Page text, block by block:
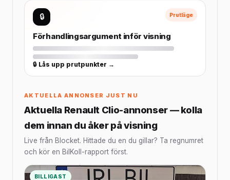
🔒 Prutläge
Förhandlingsargument inför visning
🔒 Lås upp prutpunkter →
AKTUELLA ANNONSER JUST NU
Aktuella Renault Clio-annonser — kolla
dem innan du åker på visning
Live från Blocket. Hittade du en du gillar? Ta regnumret
och kör en BilKoll-rapport först.
BILLIGAST